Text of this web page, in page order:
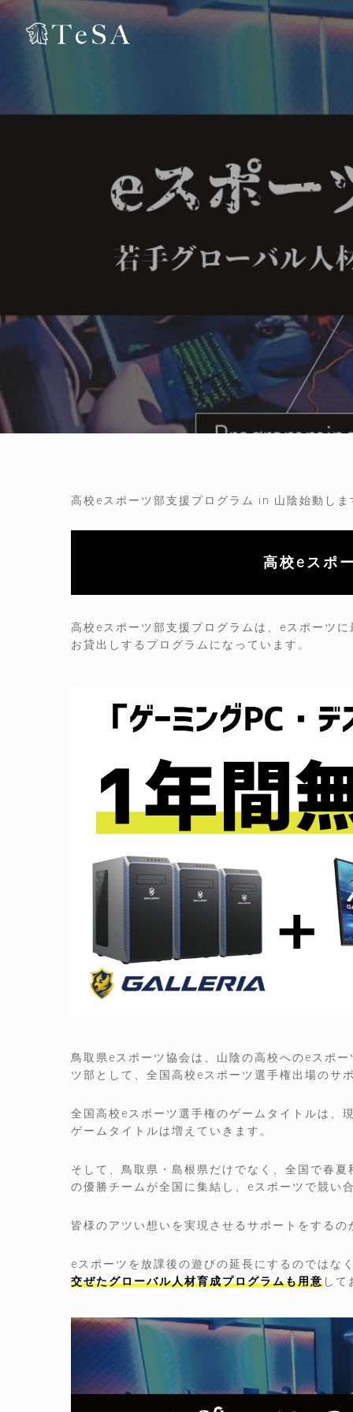
高校eスポーツ部支援プログラム in 山陰始動し
高校eスポ
高校eスポーツ部支援プログラムは、eスポーツ
お貸出しするプログラムになっています。
鳥取県eスポーツ協会は、山陰の高校へのeスポ
ツ部として、全国高校eスポーツ選手権出場のサ
全国高校eスポーツ選手権のゲームタイトルは、
ゲームタイトルは増えていきます。
そして、鳥取県・島根県だけでなく、全国で春
の優勝チームが全国に集結し、eスポーツで競い
皆様のアツい想いを実現させるサポートをする
eスポーツを放課後の遊びの延長にするのではな
交ぜたグローバル人材育成プログラムも用意して